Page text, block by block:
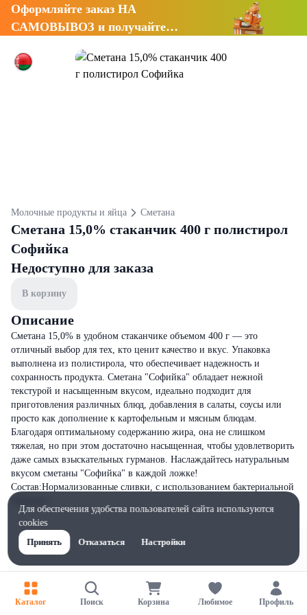
Оформляйте заказ НА
САМОВЫВОЗ и получайте
Молочные продукты и яйца Сметана
Сметана 15,0% стаканчик 400 г полистирол
Софийка
Недоступно для заказа
В корзину
Описание
Сметана 15,0% в удобном стаканчике объемом 400 г — это
отличный выбор для тех, кто ценит качество и вкус. Упаковка
выполнена из полистирола, что обеспечивает надежность и
сохранность продукта. Сметана "Софийка" обладает нежной
текстурой и насыщенным вкусом, идеально подходит для
приготовления различных блюд, добавления в салаты, соусы или
просто как дополнение к картофельным и мясным блюдам.
Благодаря оптимальному содержанию жира, она не слишком
тяжелая, но при этом достаточно насыщенная, чтобы удовлетворить
даже самых взыскательных гурманов. Наслаждайтесь натуральным
вкусом сметаны "Софийка" в каждой ложке!
Состав:Нормализованные сливки, с использованием бактериальной
Каталог Поиск Корзина Любимое Профиль
Для обеспечения удобства пользователей сайта используются
cookies
Принять
Отказаться Настройки